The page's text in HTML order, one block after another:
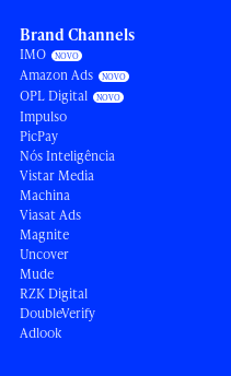
Brand Channels
IMO
Amazon Ads
OPL Digital
Impulso
PicPay
Nós Inteligência
Vistar Media
Machina
Viasat Ads
Magnite
Uncover
Mude
RZK Digital
DoubleVerify
Adlook